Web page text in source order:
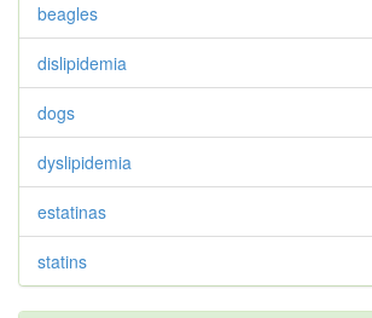
beagles
dislipidemia
dogs
dyslipidemia
estatinas
statins